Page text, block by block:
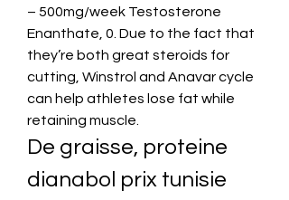
– 500mg/week Testosterone
Enanthate, 0. Due to the fact that
they’re both great steroids for
cutting, Winstrol and Anavar cycle
can help athletes lose fat while
retaining muscle.
De graisse, proteine
dianabol prix tunisie